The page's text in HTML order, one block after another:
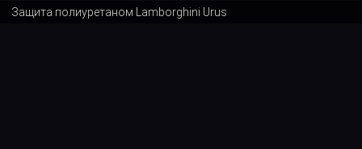
Защита полиуретаном Lamborghini Urus